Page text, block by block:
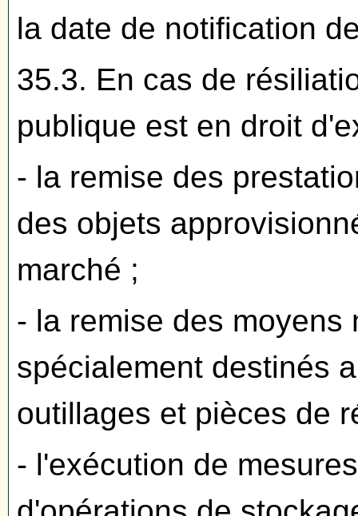
la date de notification
35.3. En cas de
publique est en droit
- la remise des
des objets
marché ;
- la remise des moyens
spécialement destinés
outillages et pièces de
- l'exécution de